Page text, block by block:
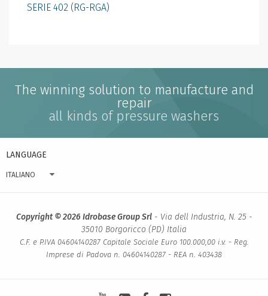
SERIE 402 (RG-RGA)
The winning solution to manufacture and
repair
all kinds of pressure washers
LANGUAGE
ITALIANO
Copyright © 2026 Idrobase Group Srl- Via dell Industria, N. 25 -
35010 Borgoricco (PD) Italia
C.F. e P.IVA 04604140287 Capitale Sociale Euro 100.000,00 i.v. - Reg.
Imprese di Padova n. 04604140287 - REA n. 403438